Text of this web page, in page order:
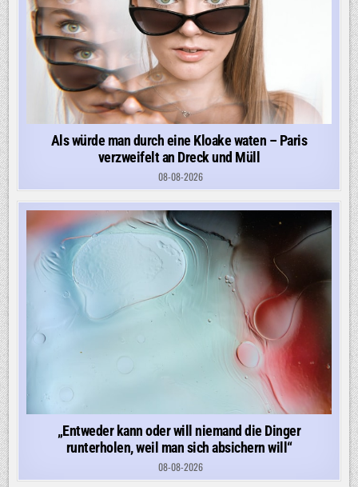
Als würde man durch eine Kloake waten – Paris
verzweifelt an Dreck und Müll
08-08-2026
„Entweder kann oder will niemand die Dinger
runterholen, weil man sich absichern will“
08-08-2026